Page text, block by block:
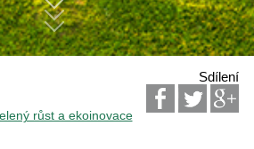
Sdílení
růst a ekoinovace